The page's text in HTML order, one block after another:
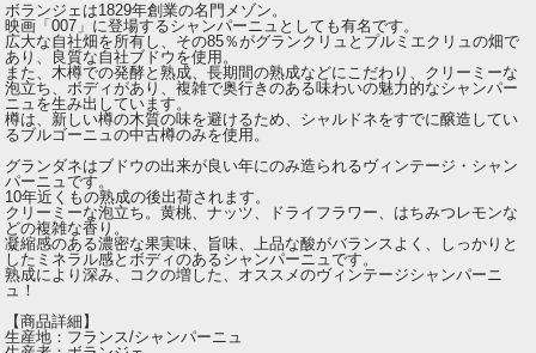
ボランジェは1829年創業の名門メゾン。
映画「007」に登場するシャンパーニュとしても有名です。
広大な自社畑を所有し、その85％がグランクリュとプルミエクリュの畑で
あり、良質な自社ブドウを使用。
また、木樽での発酵と熟成、長期間の熟成などにこだわり、クリーミーな
泡立ち、ボディがあり、複雑で奥行きのある味わいの魅力的なシャンパー
ニュを生み出しています。
樽は、新しい樽の木質の味を避けるため、 シャルドネをすでに醸造してい
るブルゴーニュの中古樽のみを使用。
グランダネはブドウの出来が良い年にのみ造られるヴィンテージ・シャン
パーニュです。
10年近くもの熟成の後出荷されます。
クリーミーな泡立ち。黄桃、ナッツ、ドライフラワー、はちみつレモンな
どの複雑な香り。
凝縮感のある濃密な果実味、旨味、上品な酸がバランスよく、しっかりと
したミネラル感とボディのあるシャンパーニュです。
熟成により深み、コクの増した、オススメのヴィンテージシャンパーニ
ュ！
【商品詳細】
生産地：フランス/シャンパーニュ